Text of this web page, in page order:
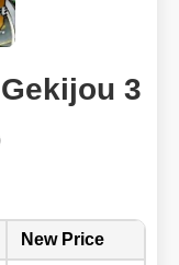
3
New Price